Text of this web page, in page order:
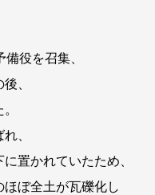
役を召集、
、
、
置かれていたため、
ぼ全土が瓦礫化し